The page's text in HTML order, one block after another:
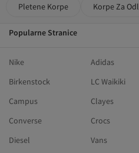
Pletene Korpe Korpe Za
Popularne Stranice
Nike Adidas
Birkenstock
LC Waikiki
Campus
Clayes
Converse
Crocs
Diesel
Vans